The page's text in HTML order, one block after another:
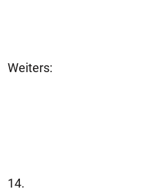
Weiters:
14.